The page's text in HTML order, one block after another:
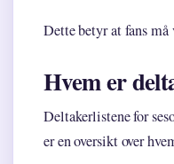
Dette betyr at fans må
Hvem er
Deltakerlistene for
er en oversikt over